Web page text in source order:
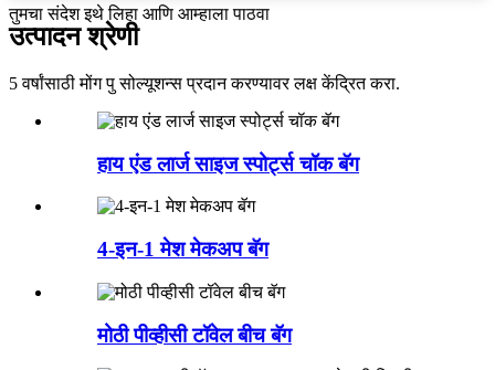
तुमचा संदेश इथे लिहा आणि आम्हाला पाठवा
उत्पादन श्रेणी
5 वर्षांसाठी मोंग पु सोल्यूशन्स प्रदान करण्यावर लक्ष केंद्रित करा.
हाय एंड लार्ज साइज स्पोर्ट्स चॉक बॅग
4-इन-1 मेश मेकअप बॅग
मोठी पीव्हीसी टॉवेल बीच बॅग